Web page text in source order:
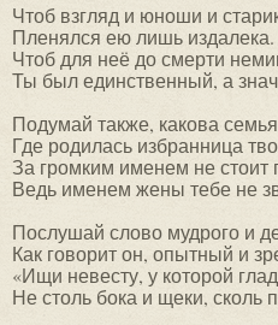
Чтоб взгляд и юноши и
Пленялся ею лишь издалека.
Чтоб для неё до смерти
Ты был единственный, а
Подумай также, какова
Где родилась избранница
За громким именем не стоит
Ведь именем жены тебе не
Послушай слово мудрого и
Как говорит он, опытный и
«Ищи невесту, у которой
Не столь бока и щеки, сколь